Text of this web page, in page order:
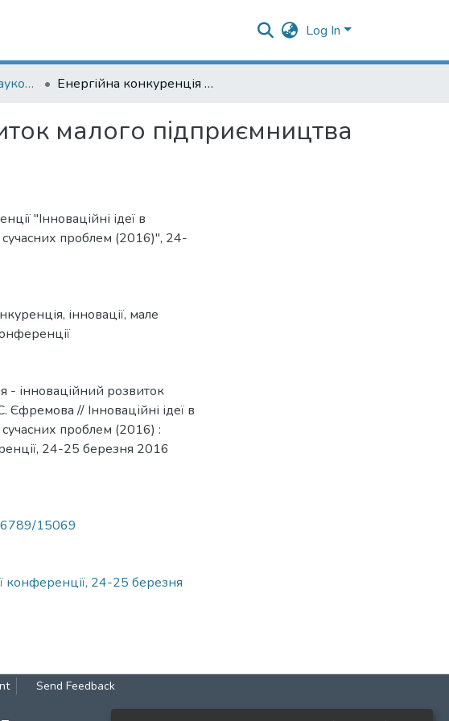
Log In
(2016) : матеріали науково-практичної конференції, 24-25 березня 2016 року Енергійна конкуренція - інноваційний розвиток малого підприємництва в Україні
малого підприємництва
"Інноваційні ідеї в
проблем (2016)", 24-
, інновації, мале
- інноваційний розвиток
Єфремова // Інноваційні ідеї в
проблем (2016) :
24-25 березня 2016
15069
конференції, 24-25 березня
Send Feedback